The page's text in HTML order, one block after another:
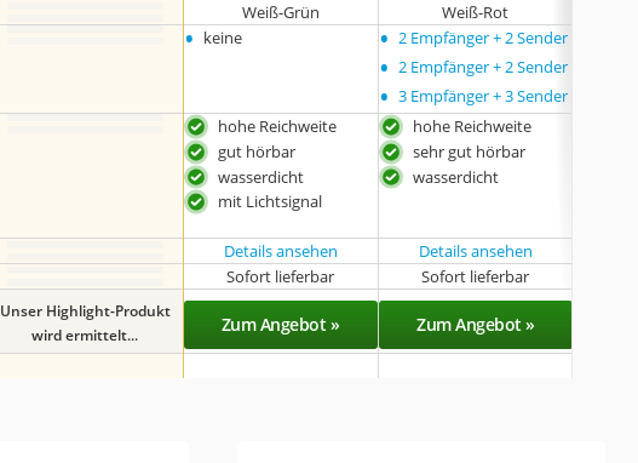
Weiß-Grün Weiß-Rot
• keine • 2 Empfänger + 2 Sender
• 2 Empfänger + 2 Sender
• 3 Empfänger + 3 Sender
hohe Reichweite
gut hörbar
wasserdicht
mit Lichtsignal
hohe Reichweite
sehr gut hörbar
wasserdicht
Details ansehen Details ansehen
Sofort lieferbar Sofort lieferbar
Unser Highlight-Produkt
wird ermittelt...
Zum Angebot » Zum Angebot »